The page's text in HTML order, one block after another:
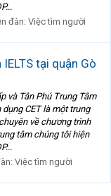
đàn:Việc tìm người
tại quận Gò
và Tân Phú Trung Tâm
CET là một trung
về chương trình
tâm chúng tôi hiện
Việc tìm người